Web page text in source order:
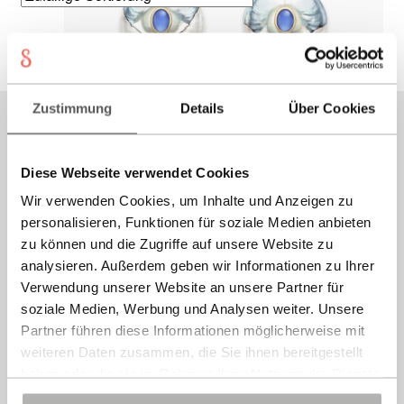
Zustimmung Details Über Cookies
Diese Webseite verwendet Cookies
Wir verwenden Cookies, um Inhalte und Anzeigen zu
personalisieren, Funktionen für soziale Medien anbieten
zu können und die Zugriffe auf unsere Website zu
analysieren. Außerdem geben wir Informationen zu Ihrer
Verwendung unserer Website an unsere Partner für
soziale Medien, Werbung und Analysen weiter. Unsere
Partner führen diese Informationen möglicherweise mit
weiteren Daten zusammen, die Sie ihnen bereitgestellt
haben oder die sie im Rahmen Ihrer Nutzung der Dienste
gesammelt haben.
–675,00€Preisspanne:
595,00 €
675,00 €
Ausführung wählen
weist
auf.
auf
MARETTIMO Ohrchlips
weist
mehrere
Varianten
auf.
Die
Optionen
können
auf
der
CAPRI Ohrclips
595,00€–695,00€Preisspanne:
595,00 €
bis
695,00 €
Ausführung wählen
Kontakt
Newsletter
Versand
info@sonnia.it